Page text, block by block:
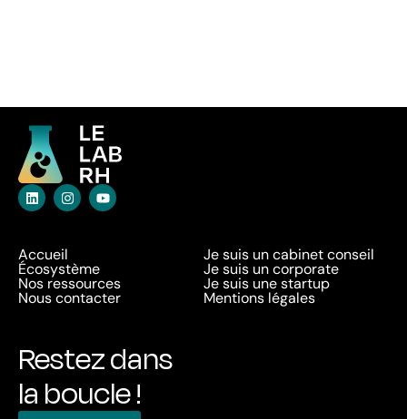
Accueil
Écosystème
Nos ressources
Nous contacter
Je suis un cabinet conseil
Je suis un corporate
Je suis une startup
Mentions légales
Restez dans
la boucle !